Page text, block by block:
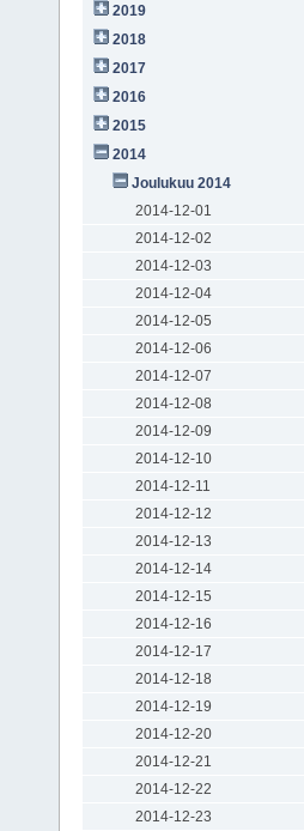
2019
2018
2017
2016
2015
2014
Joulukuu 2014
2014-12-01
2014-12-02
2014-12-03
2014-12-04
2014-12-05
2014-12-06
2014-12-07
2014-12-08
2014-12-09
2014-12-10
2014-12-11
2014-12-12
2014-12-13
2014-12-14
2014-12-15
2014-12-16
2014-12-17
2014-12-18
2014-12-19
2014-12-20
2014-12-21
2014-12-22
2014-12-23